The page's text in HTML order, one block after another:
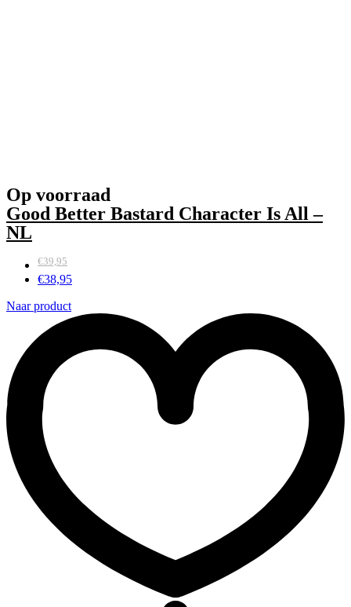
Op voorraad
Good Better Bastard Character Is All –
NL
€39,95
€38,95
Naar product